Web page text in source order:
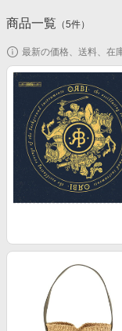
家電・PC・スマホ・
エンタメ
スポーツ・アウトド
インテリア・寝具
ペット・花・DIY・車
旅行・レジャー・ホテ
金融・マネー・保険
デジタルコンテンツ
ビジネス・その他サー
新着ストアのご紹介
電子書籍特集
楽天ペイ導入ストア
楽天サービス特集
旅行特集
わくわく夏特集
とことん買い物チャレ
Apple公式サイト×楽
Samsung ボーナスキ
週末の高還元 夏の長期
楽天IDでログイン/
商品一覧 （5件）
最新の価格、送料、在